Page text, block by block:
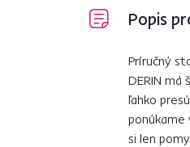
Popis
Príručný
DERIN má
ľahko
ponúkame
si len